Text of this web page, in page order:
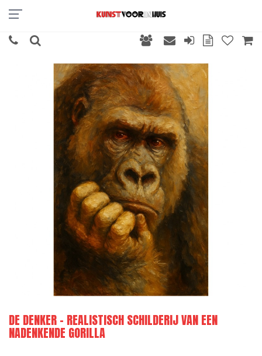
DE DENKER – REALISTISCH SCHILDERIJ VAN EEN
NADENKENDE GORILLA